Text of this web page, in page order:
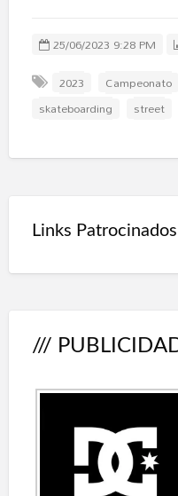
25/06/2023 9:28 PM
2023
Campeonato
skateboarding
street
Links Patrocinados
///